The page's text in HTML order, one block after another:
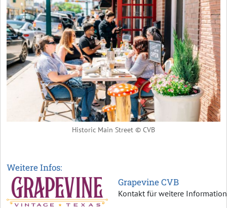
Historic Main Street © CVB
Weitere Infos:
Grapevine CVB
Kontakt für weitere